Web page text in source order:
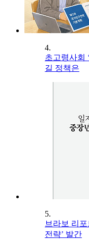
4.
초고령사회
길 정책은
5.
브라보 리
전략’ 발간